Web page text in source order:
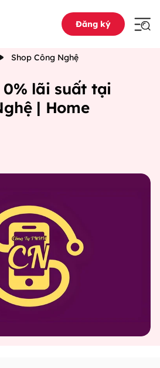
Đăng ký
Shop Công Nghệ
lãi suất tại
| Home